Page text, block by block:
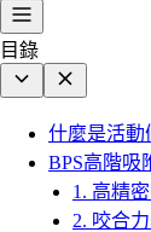
目錄
什麼是活動
BPS高階吸
1. 高精
2. 咬合